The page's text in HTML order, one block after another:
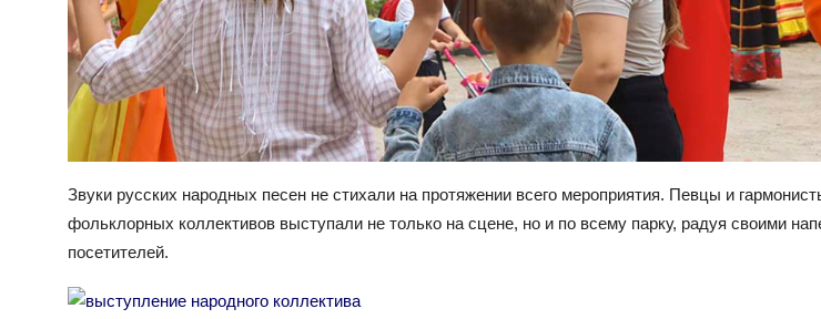
Звуки русских народных песен не стихали на протяжении всего мероприятия. Певцы и
фольклорных коллективов выступали не только на сцене, но и по всему парку, радуя своими
посетителей.